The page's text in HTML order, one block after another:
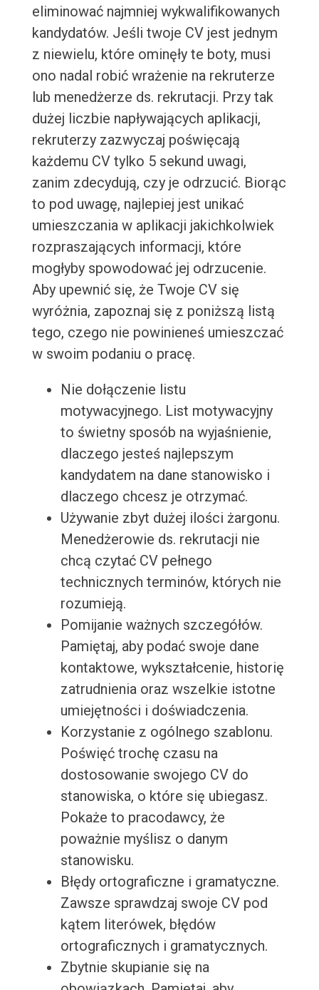
eliminować najmniej wykwalifikowanych
kandydatów. Jeśli twoje CV jest jednym
z niewielu, które ominęły te boty, musi
ono nadal robić wrażenie na rekruterze
lub menedżerze ds. rekrutacji. Przy tak
dużej liczbie napływających aplikacji,
rekruterzy zazwyczaj poświęcają
każdemu CV tylko 5 sekund uwagi,
zanim zdecydują, czy je odrzucić. Biorąc
to pod uwagę, najlepiej jest unikać
umieszczania w aplikacji jakichkolwiek
rozpraszających informacji, które
mogłyby spowodować jej odrzucenie.
Aby upewnić się, że Twoje CV się
wyróżnia, zapoznaj się z poniższą listą
tego, czego nie powinieneś umieszczać
w swoim podaniu o pracę.
Nie dołączenie listu
motywacyjnego. List motywacyjny
to świetny sposób na wyjaśnienie,
dlaczego jesteś najlepszym
kandydatem na dane stanowisko i
dlaczego chcesz je otrzymać.
Używanie zbyt dużej ilości żargonu.
Menedżerowie ds. rekrutacji nie
chcą czytać CV pełnego
technicznych terminów, których nie
rozumieją.
Pomijanie ważnych szczegółów.
Pamiętaj, aby podać swoje dane
kontaktowe, wykształcenie, historię
zatrudnienia oraz wszelkie istotne
umiejętności i doświadczenia.
Korzystanie z ogólnego szablonu.
Poświęć trochę czasu na
dostosowanie swojego CV do
stanowiska, o które się ubiegasz.
Pokaże to pracodawcy, że
poważnie myślisz o danym
stanowisku.
Błędy ortograficzne i gramatyczne.
Zawsze sprawdzaj swoje CV pod
kątem literówek, błędów
ortograficznych i gramatycznych.
Zbytnie skupianie się na